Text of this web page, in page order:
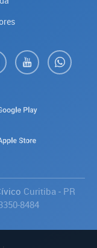
Curitiba - PR
8484